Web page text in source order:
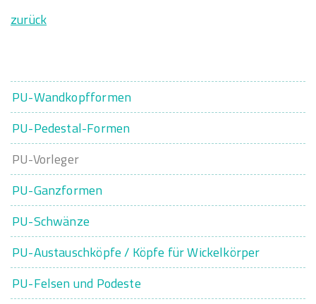
zurück
PU-Wandkopfformen
PU-Pedestal-Formen
PU-Vorleger
PU-Ganzformen
PU-Schwänze
PU-Austauschköpfe / Köpfe für Wickelkörper
PU-Felsen und Podeste